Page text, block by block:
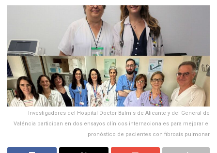
Investigadores del Hospital Doctor Balmis de Alicante y del General de
Valéncia participan en dos ensayos clínicos internacionales para mejorar el
pronóstico de pacientes con fibrosis pulmonar